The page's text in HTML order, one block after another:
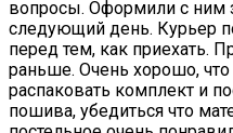
вопросы. Оформили с ним
следующий день. Курьер
перед тем, как приехать.
раньше. Очень хорошо,
распаковать комплект и
пошива, убедиться что